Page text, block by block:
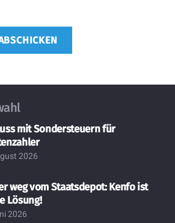
mit Sondersteuern für
2026
weg vom Staatsdepot: Kenfo ist
Lösung!
2026